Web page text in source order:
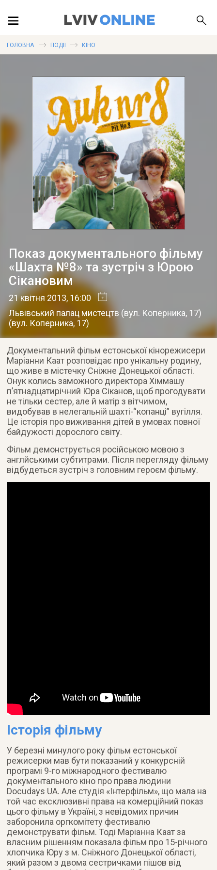
ПУБЛІКАЦІЇ
ДОВІДКА
ГОЛОВНА ПОДІЇ КІНО
Показ документального фільму
«Шахта №8» та зустріч з Юрою
Сікановим
21 квітня 2013, 16:00
Львівський палац мистецтв (вул. Коперника, 17)
(вул. Коперника, 17)
Документальний фільм естонської кінорежисери
Маріанни Каат розповідає про унікальну родину,
що живе в містечку Сніжне Донецької області.
Онук колись заможного директора Хіммашу
п’ятнадцатирічний Юра Сіканов, щоб прогодувати
не тільки сестер, але й матір з вітчимом,
видобував в нелегальній шахті-“копанці” вугілля.
Це історія про виживання дітей в умовах повної
байдужості дорослого світу.
Фільм демонструється російською мовою з
англйськими субтитрами. Після перегляду фільму
відбудеться зустріч з головним героєм фільму.
Історія фільму
У березні минулого року фільм естонської
режисерки мав бути показаний у конкурсній
програмі 9-го міжнародного фестивалю
документального кіно про права людини
Docudays UA. Але студія «Інтерфільм», що мала на
той час ексклюзивні права на комерційний показ
цього фільму в Україні, з невідомих причин
заборонила оргкомітету фестивалю
демонструвати фільм. Тоді Маріанна Каат за
власним рішенням показала фільм про 15-річного
хлопчика Юру з м. Сніжного Донецької області,
який разом з двома сестричками пішов від